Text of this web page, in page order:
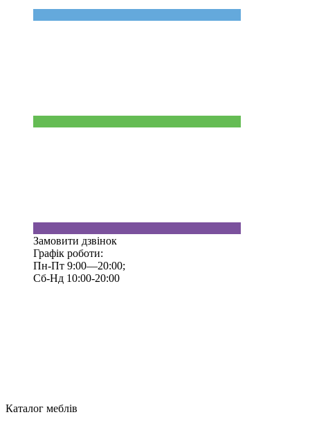
Замовити дзвінок
Графік роботи:
Пн-Пт 9:00—20:00;
Сб-Нд 10:00-20:00
Каталог меблів